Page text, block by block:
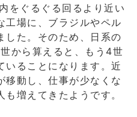
をぐるぐる回るより近い
工場に、ブラジルやペル
した。そのため、日系の
から算えると、もう4世
いることになります。近
移動し、仕事が少なくな
増えてきたようです。